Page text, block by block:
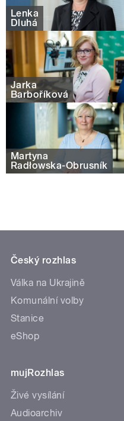
Lenka
Dluhá
Jarka
Barboříková
Martyna
Radłowska-Obrusník
Český rozhlas
Válka na Ukrajině
Komunální volby
Stanice
eShop
mujRozhlas
Živé vysílání
Audioarchiv